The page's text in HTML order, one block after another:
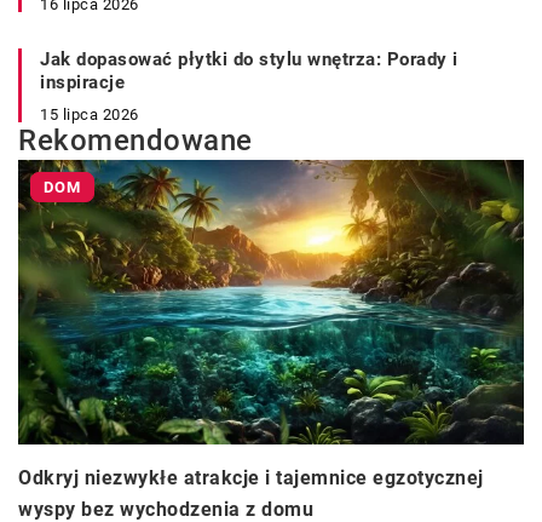
16 lipca 2026
Jak dopasować płytki do stylu wnętrza: Porady i
inspiracje
15 lipca 2026
Rekomendowane
DOM
Odkryj niezwykłe atrakcje i tajemnice egzotycznej
wyspy bez wychodzenia z domu